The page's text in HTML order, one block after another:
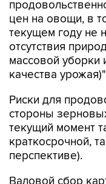
цен на овощи, в
текущем году не
отсутствия
массовой уборки
качества
Риски для
стороны
текущий момент
краткосрочной,
перспективе).